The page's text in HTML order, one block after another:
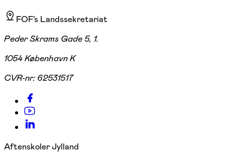
FOF's Landssekretariat
Peder Skrams Gade 5, 1.
1054 København K
CVR-nr: 62531517
Aftenskoler Jylland